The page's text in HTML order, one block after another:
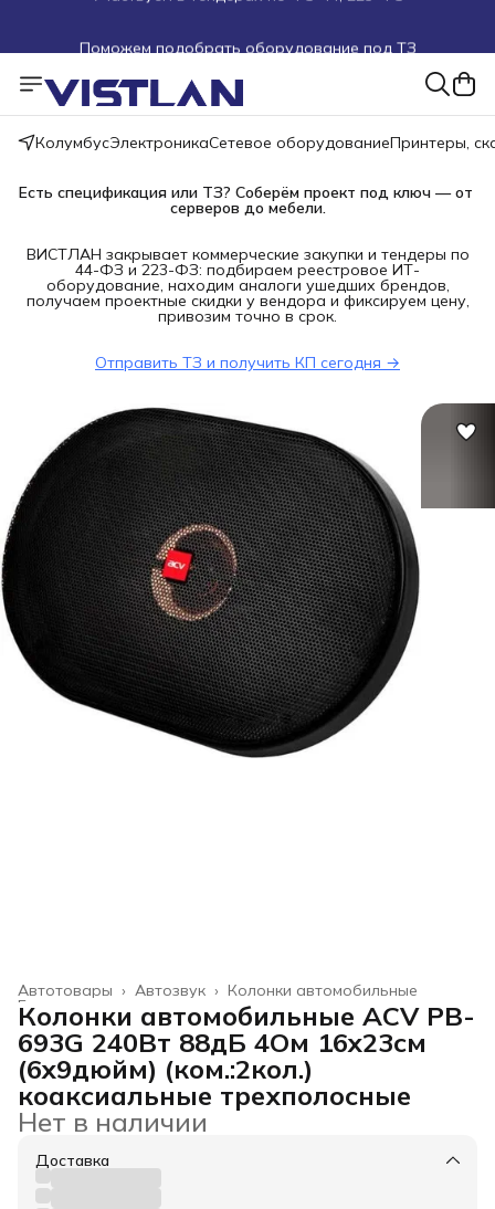
Пуско-наладочные работы
Пришлите запрос на e-mail или в чат
Более 100 000 позиций в наличии и под заказ
КолумбусЭлектроникаСетевое оборудованиеПринтеры,
Есть спецификация или ТЗ? Соберём проект под ключ — от
серверов до мебели.
ВИСТЛАН закрывает коммерческие закупки и тендеры по
44-ФЗ и 223-ФЗ: подбираем реестровое ИТ-
оборудование, находим аналоги ушедших брендов,
получаем проектные скидки у вендора и фиксируем цену,
привозим точно в срок.
Отправить ТЗ и получить КП сегодня →
Колонки автомобильные
Автозвук ›
Автотовары ›
Главная
Колонки автомобильные ACV PB-
693G 240Вт 88дБ 4Ом 16x23см
(6x9дюйм) (ком.:2кол.)
коаксиальные трехполосные
Нет в наличии
Доставка